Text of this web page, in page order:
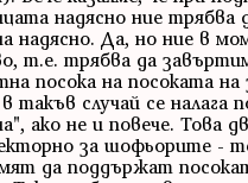
надясно ние трябва
надясно. Да, но ние в
т.е. трябва да
посока на посоката на
такъв случай се налага
ако не и повече. Това
за шофьорите -
да поддържат